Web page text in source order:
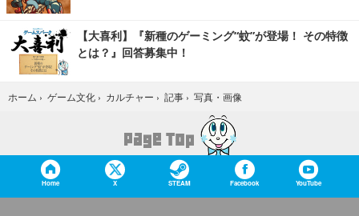
【大喜利】『新種のゲーミング“蚊”が登場！ その特徴
とは？』回答募集中！
ホーム › ゲーム文化 › カルチャー › 記事 › 写真・画像
Home X STEAM Facebook YouTube